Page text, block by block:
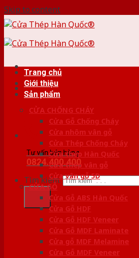
Skip to content
Tư vấn bán hàng
0824.400.400
Tìm kiếm:
Trang chủ
Giới thiệu
Sản phẩm
CỬA CHỐNG CHÁY
Cửa Gỗ Chống Cháy
Cửa nhôm vân gỗ
Cửa Thép Chống Cháy
Cửa thép Hàn Quốc
Cửa thép vân gỗ
Cửa vân gỗ 5D
CỬA GỖ
Cửa Gỗ ABS Hàn Quốc
Cửa Gỗ HDF
Cửa Gỗ HDF Veneer
Cửa Gỗ MDF Laminate
Cửa gỗ MDF Melamine
Cửa Gỗ MDF Veneer